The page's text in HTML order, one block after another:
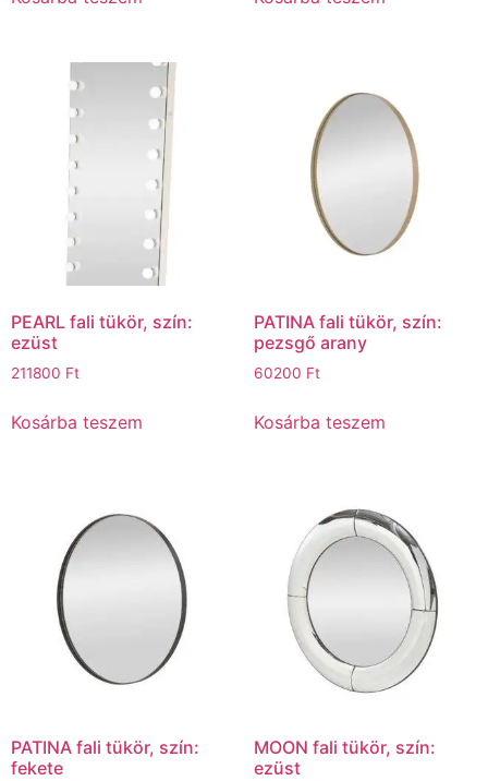
PEARL fali tükör, szín:
ezüst
211800 Ft
Kosárba teszem
PATINA fali tükör, szín:
pezsgő arany
60200 Ft
Kosárba teszem
PATINA fali tükör, szín:
fekete
MOON fali tükör, szín:
ezüst